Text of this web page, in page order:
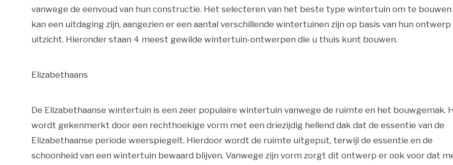
vanwege de eenvoud van hun constructie. Het selecteren van het beste type wintertuin om te bouwen
kan een uitdaging zijn, aangezien er een aantal verschillende wintertuinen zijn op basis van hun ontwerp
uitzicht. Hieronder staan 4 meest gewilde wintertuin-ontwerpen die u thuis kunt bouwen.
Elizabethaans
De Elizabethaanse wintertuin is een zeer populaire wintertuin vanwege de ruimte en het bouwgemak.
wordt gekenmerkt door een rechthoekige vorm met een driezijdig hellend dak dat de essentie van de
Elizabethaanse periode weerspiegelt. Hierdoor wordt de ruimte uitgeput, terwijl de essentie en de
schoonheid van een wintertuin bewaard blijven. Vanwege zijn vorm zorgt dit ontwerp er ook voor dat